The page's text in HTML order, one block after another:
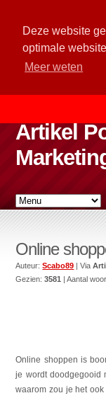
Deze website
optimale
Meer weten
Artikel
Online
Auteur:Scabo89 | Via
Gezien:3581 | Aantal
Online shoppen is
je wordt doodgegooid
waarom zou je het